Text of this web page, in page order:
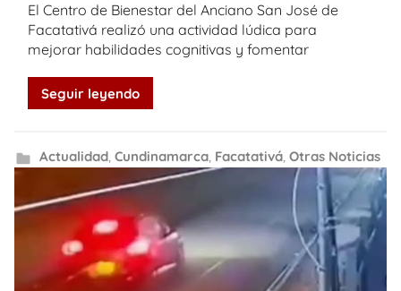
El Centro de Bienestar del Anciano San José de
Facatativá realizó una actividad lúdica para
mejorar habilidades cognitivas y fomentar
Seguir leyendo
Actualidad, Cundinamarca, Facatativá, Otras Noticias